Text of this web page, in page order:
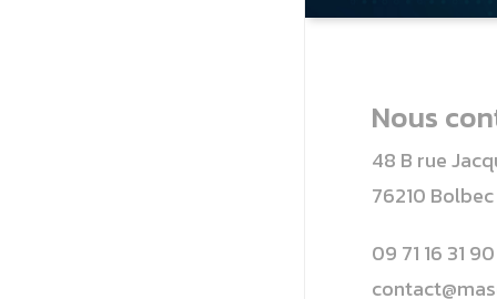
Nous
48 B rue
76210 Bolbec
09 71 16 31 90